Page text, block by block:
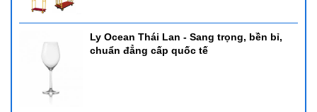
Ly Ocean Thái Lan - Sang trọng, bền bỉ,
chuẩn đẳng cấp quốc tế